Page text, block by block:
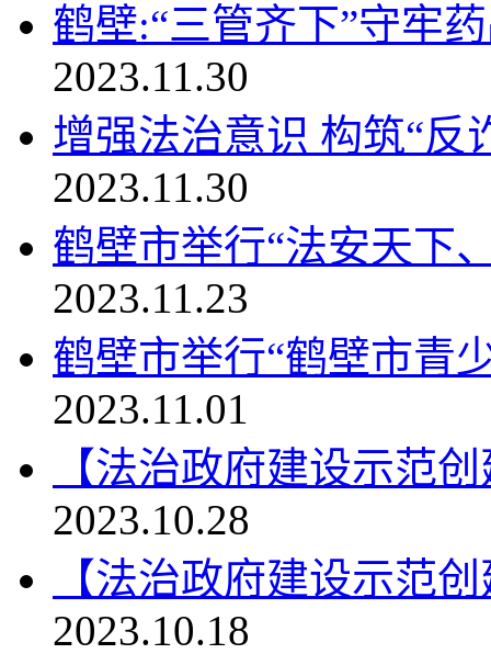
鹤壁:“三管齐下”守牢
2023.11.30
增强法治意识 构筑“反
2023.11.30
鹤壁市举行“法安天下
2023.11.23
鹤壁市举行“鹤壁市青
2023.11.01
【法治政府建设示范
2023.10.28
【法治政府建设示范
2023.10.18